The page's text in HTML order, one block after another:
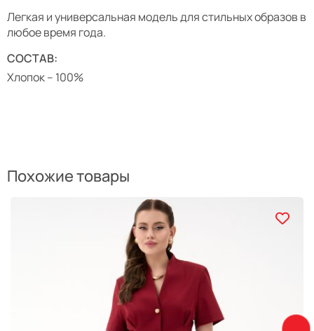
Легкая и универсальная модель для стильных образов в
любое время года.
СОСТАВ:
Хлопок – 100%
Похожие товары